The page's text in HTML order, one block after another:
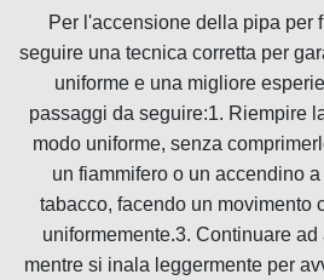
Per l'accensione della pipa per
seguire una tecnica corretta per
uniforme e una migliore
passaggi da seguire:1. Riempire
modo uniforme, senza
un fiammifero o un accendino
tabacco, facendo un movimento
uniformemente.3. Continuare
mentre si inala leggermente per